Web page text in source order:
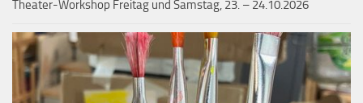
Theater-Workshop Freitag und Samstag, 23. – 24.10.2026